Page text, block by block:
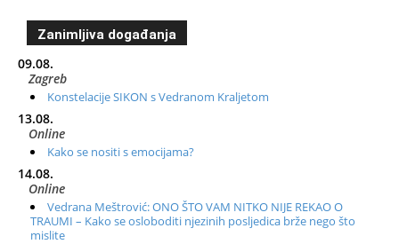
Zanimljiva događanja
09.08.
Zagreb
Konstelacije SIKON s Vedranom Kraljetom
13.08.
Online
Kako se nositi s emocijama?
14.08.
Online
Vedrana Meštrović: ONO ŠTO VAM NITKO NIJE REKAO O
TRAUMI – Kako se osloboditi njezinih posljedica brže nego što
mislite